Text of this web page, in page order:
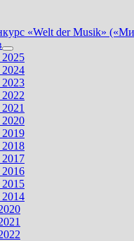
«Welt der Musik»
Показать
подменю